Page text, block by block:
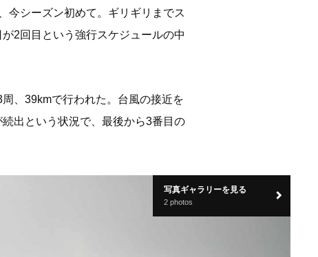
今シーズン初めて。ギリギリまでス
2回目という強行スケジュールの中
、39kmで行われた。台風の接近を
出という状況で、最後から3番目の
写真ギャラリーを見る
2 photos